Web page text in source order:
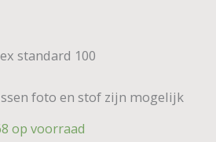
standard 100
foto en stof zijn mogelijk
op voorraad